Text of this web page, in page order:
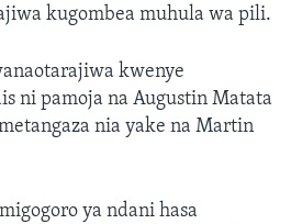
kugombea muhula wa pili.
kwenye
ni pamoja na Augustin Matata
nia yake na Martin
ya ndani hasa